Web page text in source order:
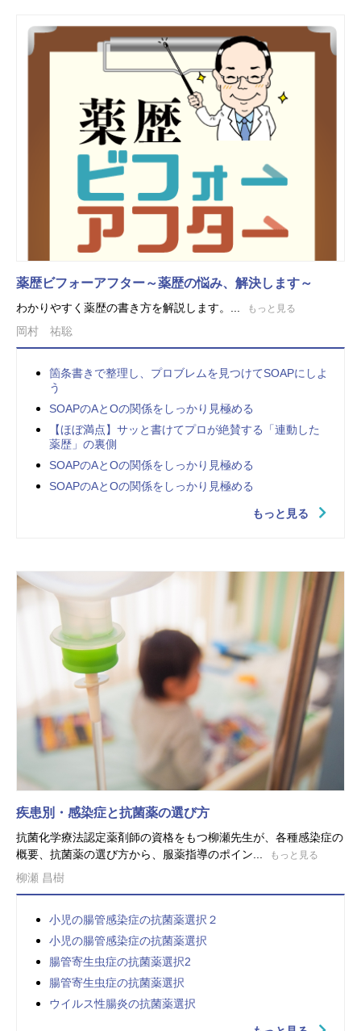
薬歴ビフォーアフター～薬歴の悩み、解決します～
わかりやすく薬歴の書き方を解説します。... もっと見る
岡村 祐聡
箇条書きで整理し、プロブレムを見つけてSOAPにしよ
う
SOAPのAとOの関係をしっかり見極める
【ほぼ満点】サッと書けてプロが絶賛する「連動した
薬歴」の裏側
SOAPのAとOの関係をしっかり見極める
SOAPのAとOの関係をしっかり見極める
もっと見る
疾患別・感染症と抗菌薬の選び方
抗菌化学療法認定薬剤師の資格をもつ柳瀬先生が、各種感染症の
概要、抗菌薬の選び方から、服薬指導のポイン...
もっと見る
柳瀬 昌樹
小児の腸管感染症の抗菌薬選択２
小児の腸管感染症の抗菌薬選択
腸管寄生虫症の抗菌薬選択2
腸管寄生虫症の抗菌薬選択
ウイルス性腸炎の抗菌薬選択